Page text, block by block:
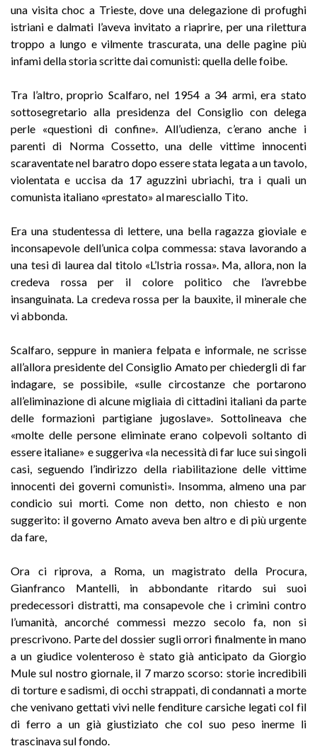
una visita choc a Trieste, dove una delegazione di profughi
istriani e dalmati l’aveva invitato a riaprire, per una rilettura
troppo a lungo e vilmente trascurata, una delle pagine più
infami della storia scritte dai comunisti: quella delle foibe.
Tra l’altro, proprio Scalfaro, nel 1954 a 34 armi, era stato
sottosegretario alla presidenza del Consiglio con delega
perle «questioni di confine». All’udienza, c’erano anche i
parenti di Norma Cossetto, una delle vittime innocenti
scaraventate nel baratro dopo essere stata legata a un tavolo,
violentata e uccisa da 17 aguzzini ubriachi, tra i quali un
comunista italiano «prestato» al maresciallo Tito.
Era una studentessa di lettere, una bella ragazza gioviale e
inconsapevole dell’unica colpa commessa: stava lavorando a
una tesi di laurea dal titolo «L’Istria rossa». Ma, allora, non la
credeva rossa per il colore politico che l’avrebbe
insanguinata. La credeva rossa per la bauxite, il minerale che
vi abbonda.
Scalfaro, seppure in maniera felpata e informale, ne scrisse
all’allora presidente del Consiglio Amato per chiedergli di far
indagare, se possibile, «sulle circostanze che portarono
all’eliminazione di alcune migliaia di cittadini italiani da parte
delle formazioni partigiane jugoslave». Sottolineava che
«molte delle persone eliminate erano colpevoli soltanto di
essere italiane» e suggeriva «la necessità di far luce sui singoli
casi, seguendo l’indirizzo della riabilitazione delle vittime
innocenti dei governi comunisti». Insomma, almeno una par
condicio sui morti. Come non detto, non chiesto e non
suggerito: il governo Amato aveva ben altro e di più urgente
da fare,
Ora ci riprova, a Roma, un magistrato della Procura,
Gianfranco Mantelli, in abbondante ritardo sui suoi
predecessori distratti, ma consapevole che i crimini contro
l’umanità, ancorché commessi mezzo secolo fa, non si
prescrivono. Parte del dossier sugli orrori finalmente in mano
a un giudice volenteroso è stato già anticipato da Giorgio
Mule sul nostro giornale, il 7 marzo scorso: storie incredibili
di torture e sadismi, di occhi strappati, di condannati a morte
che venivano gettati vivi nelle fenditure carsiche legati col fìl
di ferro a un già giustiziato che col suo peso inerme li
trascinava sul fondo.